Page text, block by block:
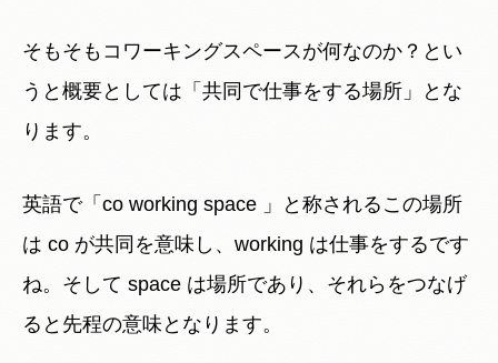
そもそもコワーキングスペースが何なのか？とい
うと概要としては「共同で仕事をする場所」とな
ります。
英語で「co working space 」と称されるこの場所
は co が共同を意味し、working は仕事をするです
ね。そして space は場所であり、それらをつなげ
ると先程の意味となります。